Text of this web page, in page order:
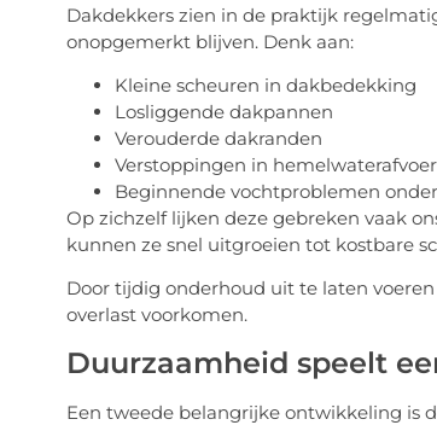
Dakdekkers zien in de praktijk
onopgemerkt blijven. Denk aan:
Kleine scheuren in dakbedekking
Losliggende dakpannen
Verouderde dakranden
Verstoppingen in hemelwaterafvoer
Beginnende vochtproblemen
Op zichzelf lijken deze gebreken vaak
kunnen ze snel uitgroeien tot kostbare
Door tijdig onderhoud uit te laten
overlast voorkomen.
Duurzaamheid speelt
Een tweede belangrijke ontwikkeling is